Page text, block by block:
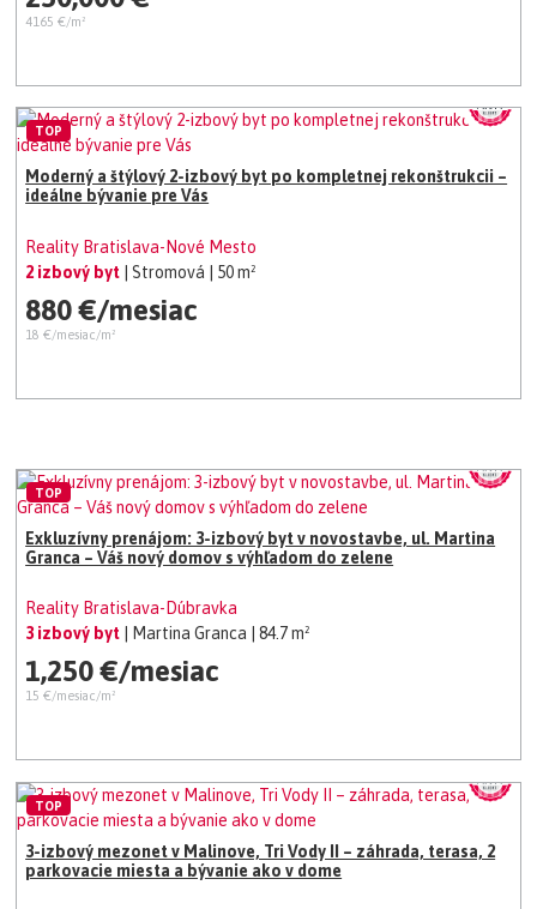
4165 €/m²
Moderný a štýlový 2-izbový byt po kompletnej rekonštrukcii –
ideálne bývanie pre Vás
Reality Bratislava-Nové Mesto
2 izbový byt
| Stromová | 50 m²
880 €/mesiac
18 €/mesiac/m²
TOP
Exkluzívny prenájom: 3-izbový byt v novostavbe, ul. Martina
Granca – Váš nový domov s výhľadom do zelene
Reality Bratislava-Dúbravka
3 izbový byt
| Martina Granca | 84.7 m²
1,250 €/mesiac
15 €/mesiac/m²
TOP
3-izbový mezonet v Malinove, Tri Vody II – záhrada, terasa, 2
parkovacie miesta a bývanie ako v dome
TOP